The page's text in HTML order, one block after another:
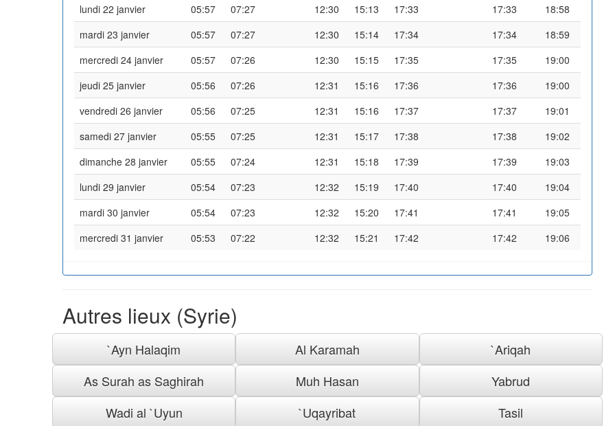
lundi 22 janvier
05:57 07:27 12:30 15:13 17:33 17:33
18:58
mardi 23 janvier
05:57 07:27 12:30 15:14 17:34 17:34
18:59
mercredi 24 janvier
05:57 07:26 12:30 15:15 17:35 17:35
19:00
jeudi 25 janvier
05:56 07:26 12:31 15:16 17:36 17:36
19:00
vendredi 26 janvier
05:56 07:25 12:31 15:16 17:37 17:37
19:01
samedi 27 janvier
05:55 07:25 12:31 15:17 17:38 17:38
19:02
dimanche 28 janvier
05:55 07:24 12:31 15:18 17:39 17:39
19:03
lundi 29 janvier
05:54 07:23 12:32 15:19 17:40 17:40
19:04
mardi 30 janvier
05:54 07:23 12:32 15:20 17:41 17:41
19:05
mercredi 31 janvier
05:53 07:22 12:32 15:21 17:42 17:42 19:06
Autres lieux (Syrie)
`Ayn Halaqim Al Karamah
`Ariqah
As Surah as Saghirah
Muh Hasan
Yabrud
Wadi al `Uyun
`Uqayribat
Tasil